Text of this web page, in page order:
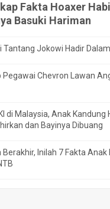
Fakta Hoaxer
Basuki Hariman
Tantang Jokowi Hadir
Pegawai Chevron Lawan
di Malaysia, Anak Kandung
dan Bayinya Dibuang
Berakhir, Inilah 7 Fakta Anak